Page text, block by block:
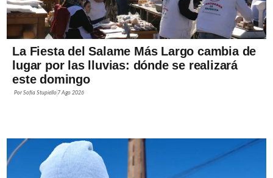
La Fiesta del Salame Más Largo cambia de
lugar por las lluvias: dónde se realizará
este domingo
PorSofía Stupiello 7 Ago 2026